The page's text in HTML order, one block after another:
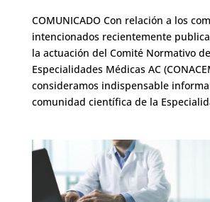
COMUNICADO Con relación a los
intencionados recientemente
la actuación del Comité Normativo
Especialidades Médicas AC
consideramos indispensable
comunidad científica de la